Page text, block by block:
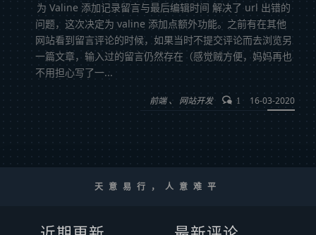
为 Valine 添加记录留言与最后编辑时间 解决了 url 出错的
问题，这次决定为 valine 添加点额外功能。之前有在其他
网站看到留言评论的时候，如果当时不提交评论而去浏览另
一篇文章，输入过的留言仍然存在（感觉贼方便，妈妈再也
不用担心写了一...
前端 网站开发 1 16-03-2020
天意易行，人意难平